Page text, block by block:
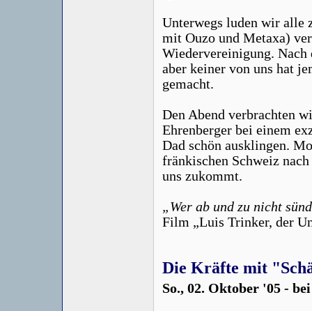
Unterwegs luden wir alle
mit Ouzo und Metaxa)
Wiedervereinigung. Nach
aber keiner von uns hat
gemacht.
Den Abend verbrachten
Ehrenberger bei einem
Dad schön ausklingen.
fränkischen Schweiz
uns zukommt.
„Wer ab und zu nicht
Film „Luis Trinker, der
Die Kräfte mit
So., 02. Oktober '05 -